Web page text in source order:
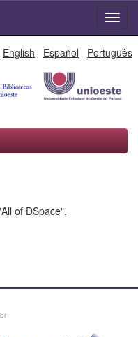
English Español Português
of DSpace".